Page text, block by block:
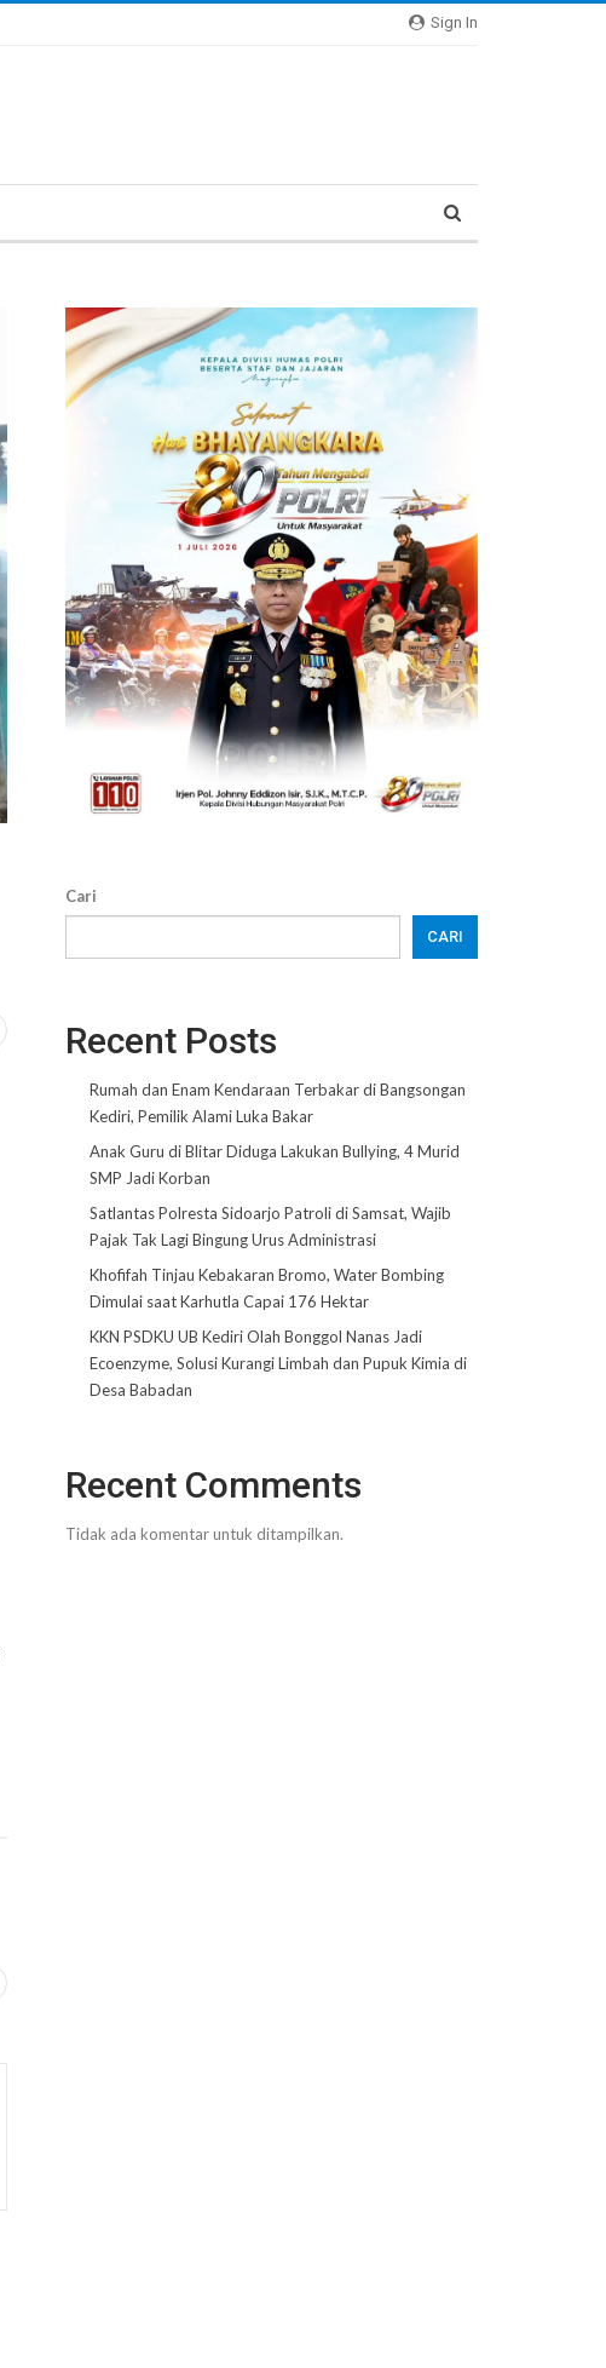
Sign In
Cari
CARI
Recent Posts
Rumah dan Enam Kendaraan Terbakar di Bangsongan
Kediri, Pemilik Alami Luka Bakar
Anak Guru di Blitar Diduga Lakukan Bullying, 4 Murid
SMP Jadi Korban
Satlantas Polresta Sidoarjo Patroli di Samsat, Wajib
Pajak Tak Lagi Bingung Urus Administrasi
Khofifah Tinjau Kebakaran Bromo, Water Bombing
Dimulai saat Karhutla Capai 176 Hektar
KKN PSDKU UB Kediri Olah Bonggol Nanas Jadi
Ecoenzyme, Solusi Kurangi Limbah dan Pupuk Kimia di
Desa Babadan
Recent Comments
Tidak ada komentar untuk ditampilkan.